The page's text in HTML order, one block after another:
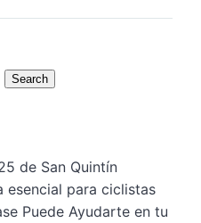
Search
de San Quintín
esencial para ciclistas
Puede Ayudarte en tu